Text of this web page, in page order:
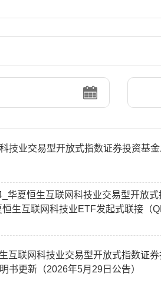
技业交易型开放式指数证券投资基
华夏恒生互联网科技业交易型开放
生互联网科技业ETF发起式联接（
互联网科技业交易型开放式指数证
书更新（2026年5月29日公告）